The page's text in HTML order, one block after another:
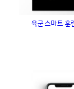
육군 스마트 훈